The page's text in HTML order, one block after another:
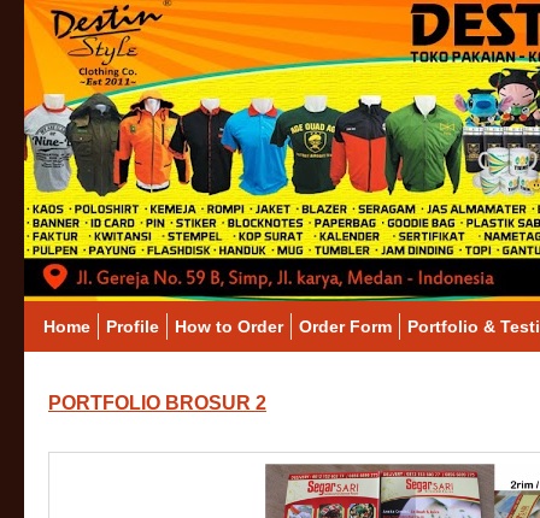
Home Profile How to Order Order Form Portfolio &
PORTFOLIO BROSUR 2